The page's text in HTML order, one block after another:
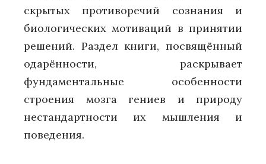
скрытых противоречий сознания и
биологических мотиваций в принятии
решений. Раздел книги, посвящённый
одарённости, раскрывает
фундаментальные особенности
строения мозга гениев и природу
нестандартности их мышления и
поведения.